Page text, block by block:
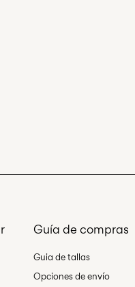
Guía de compras
Guia de tallas
Opciones de envío